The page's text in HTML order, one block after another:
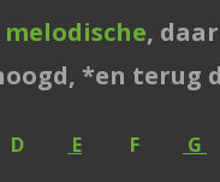
melodische,
*en terug
E F G